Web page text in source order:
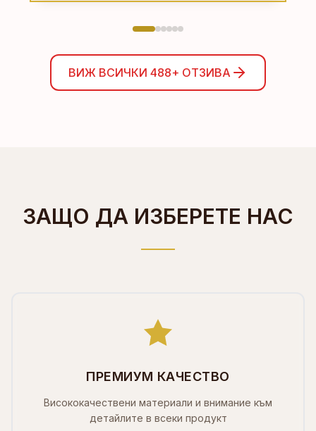
ВИЖ ВСИЧКИ 488+ ОТЗИВА
ЗАЩО ДА ИЗБЕРЕТЕ НАС
ПРЕМИУМ КАЧЕСТВО
Висококачествени материали и внимание към
детайлите в всеки продукт